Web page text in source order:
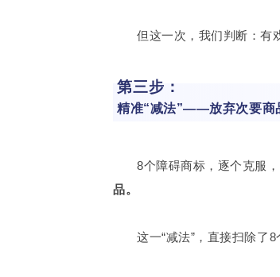
但这一次，我们判断：有
第三步：
精准“减法”——放弃次要商
8个障碍商标，逐个克服
品。
这一“减法”，直接扫除了